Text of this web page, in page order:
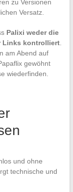
zu Versionen
Versatz.
Palixi weder die
Links kontrolliert.
am Abend auf
gewöhnt
wiederfinden.
und ohne
technische und